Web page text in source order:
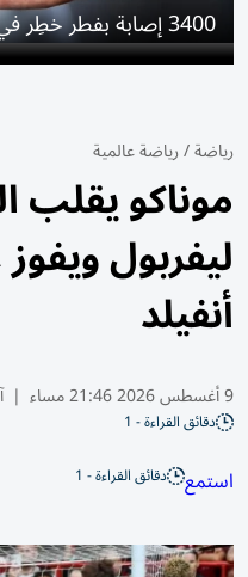
3400 إصابة بفطر خطِر في 27 ولاية أمريكية
رياضة/رياضة عالمية
موناكو يقلب
أنفيلد
9 أغسطس 2026 21:46 مساء |
دقائق القراءة - 1
استمع دقائق القراءة - 1